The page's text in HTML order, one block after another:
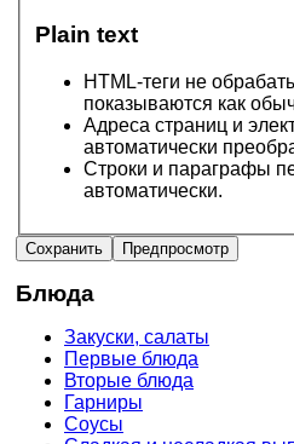
Plain text
HTML-теги не
показываются как
Адреса страниц и
автоматически
Строки и параграфы
автоматически.
Блюда
Закуски, салаты
Первые блюда
Вторые блюда
Гарниры
Соусы